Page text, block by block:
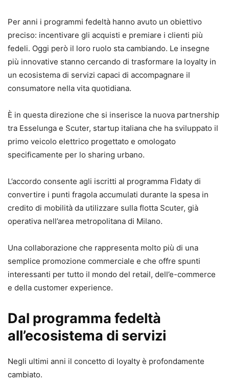
Per anni i programmi fedeltà hanno avuto un obiettivo
preciso: incentivare gli acquisti e premiare i clienti più
fedeli. Oggi però il loro ruolo sta cambiando. Le insegne
più innovative stanno cercando di trasformare la loyalty in
un ecosistema di servizi capaci di accompagnare il
consumatore nella vita quotidiana.
È in questa direzione che si inserisce la nuova partnership
tra Esselunga e Scuter, startup italiana che ha sviluppato il
primo veicolo elettrico progettato e omologato
specificamente per lo sharing urbano.
L’accordo consente agli iscritti al programma Fìdaty di
convertire i punti fragola accumulati durante la spesa in
credito di mobilità da utilizzare sulla flotta Scuter, già
operativa nell’area metropolitana di Milano.
Una collaborazione che rappresenta molto più di una
semplice promozione commerciale e che offre spunti
interessanti per tutto il mondo del retail, dell’e-commerce
e della customer experience.
Dal programma fedeltà
all’ecosistema di servizi
Negli ultimi anni il concetto di loyalty è profondamente
cambiato.